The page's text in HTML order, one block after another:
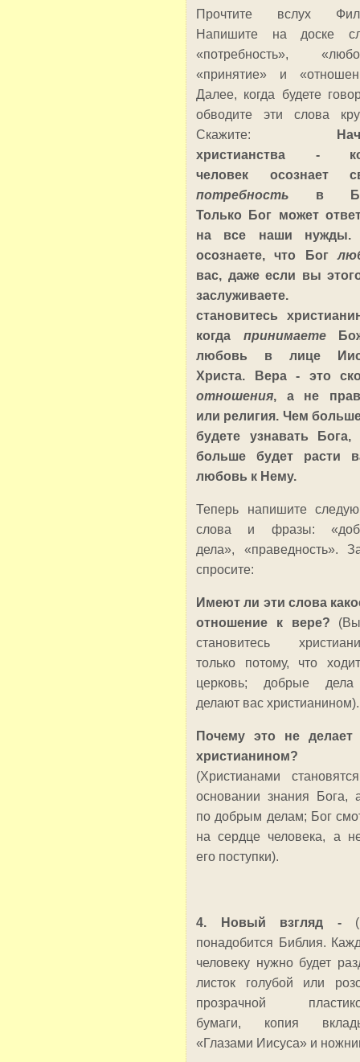
Прочтите вслух
Напишите на доске
«потребность»,
«принятие» и
Далее, когда будете
обводите эти слова
Скажите:
христианства -
человек осознает
потребность в
Только Бог может
на все наши
осознаете, что Бог
вас, даже если вы
заслуживаете.
становитесь
когда принимаете
любовь в лице
Христа. Вера - это
отношения, а не
или религия. Чем
будете узнавать Бога,
больше будет расти
любовь к Нему.
Теперь напишите
слова и фразы:
дела», «праведность».
спросите:
Имеют ли эти слова
отношение к вере?
становитесь
только потому, что
церковь; добрые
делают вас христианином).
Почему это не делает
христианином?
(Христианами
основании знания Бога,
по добрым делам; Бог
на сердце человека, а
его поступки).
4. Новый взгляд -
понадобится Библия.
человеку нужно будет
листок голубой или
прозрачной
бумаги, копия
«Глазами Иисуса» и